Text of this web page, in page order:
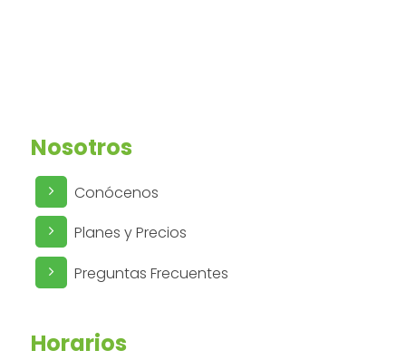
Nosotros
Conócenos
Planes y Precios
Preguntas Frecuentes
Horarios